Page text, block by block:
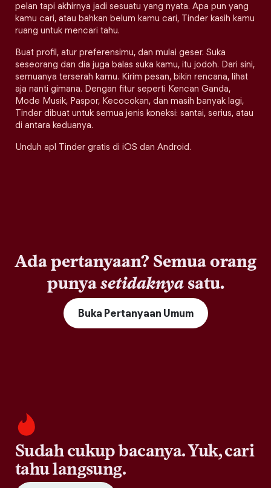
pelan tapi akhirnya jadi sesuatu yang nyata. Apa pun yang
kamu cari, atau bahkan belum kamu cari, Tinder kasih kamu
ruang untuk mencari tahu.
Buat profil, atur preferensimu, dan mulai geser. Suka
seseorang dan dia juga balas suka kamu, itu jodoh. Dari sini,
semuanya terserah kamu. Kirim pesan, bikin rencana, lihat
aja nanti gimana. Dengan fitur seperti Kencan Ganda,
Mode Musik, Paspor, Kecocokan, dan masih banyak lagi,
Tinder dibuat untuk semua jenis koneksi: santai, serius, atau
di antara keduanya.
Unduh apl Tinder gratis di iOS dan Android.
Ada pertanyaan? Semua orang
punyasetidaknyasatu.
Buka Pertanyaan Umum
Sudah cukup bacanya. Yuk, cari
tahu langsung.